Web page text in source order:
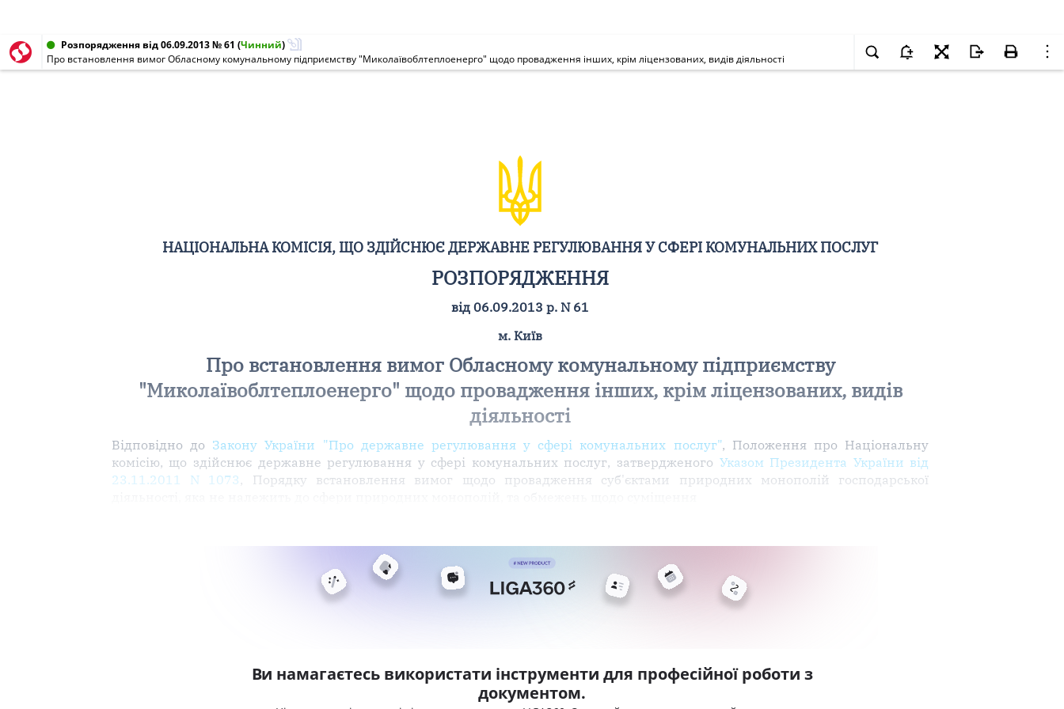
Розпорядження від 06.09.2013 № 61 (Чинний)
Про встановлення вимог Обласному комунальному підприємству "Миколаївоблтеплоенерго" щодо провадження інших, крім ліцензованих, видів діяльності
НАЦІОНАЛЬНА КОМІСІЯ, ЩО ЗДІЙСНЮЄ ДЕРЖАВНЕ РЕГУЛЮВАННЯ У СФЕРІ КОМУНАЛЬНИХ ПОСЛУГ
РОЗПОРЯДЖЕННЯ
від 06.09.2013 р. N 61
м. Київ
Про встановлення вимог Обласному комунальному підприємству
"Миколаївоблтеплоенерго" щодо провадження інших, крім ліцензованих, видів
діяльності
Відповідно до Закону України "Про державне регулювання у сфері комунальних послуг", Положення про Національну
комісію, що здійснює державне регулювання у сфері комунальних послуг, затвердженого Указом Президента України від
23.11.2011 N 1073 , Порядку встановлення вимог щодо провадження суб'єктами природних монополій господарської
Ви намагаєтесь використати інструменти для професійної роботи з
документом.